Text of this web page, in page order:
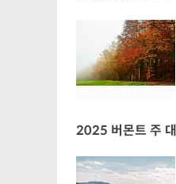
2025 버몬트 주